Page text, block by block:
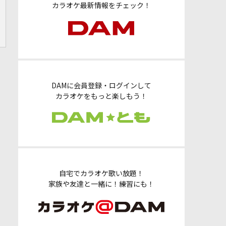
カラオケ最新情報をチェック！
DAMに会員登録・ログインして
カラオケをもっと楽しもう！
自宅でカラオケ歌い放題！
家族や友達と一緒に！練習にも！